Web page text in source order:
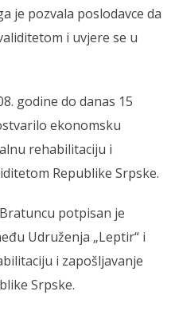
je pozvala poslodavce da
i uvjere se u
godine do danas 15
ekonomsku
rehabilitaciju i
Republike Srpske.
potpisan je
Udruženja „Leptir“ i
i zapošljavanje
Srpske.